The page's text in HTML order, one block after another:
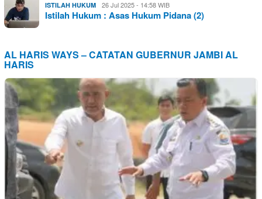
ISTILAH HUKUM 26 Jul 2025 - 14:58 WIB
Istilah Hukum : Asas Hukum Pidana (2)
AL HARIS WAYS – CATATAN GUBERNUR JAMBI AL
HARIS